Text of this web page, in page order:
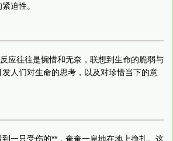
迫性。
应往往是惋惜和无奈，联想到生命的脆弱与
人们对生命的思考，以及对珍惜当下的意
一只受伤的**，奄奄一息地在地上挣扎。这